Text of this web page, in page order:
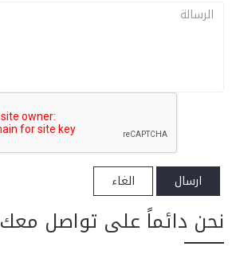
ارسال الغاء
نحن دائماً على تواصل معك